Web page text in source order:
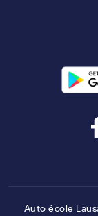
Auto école